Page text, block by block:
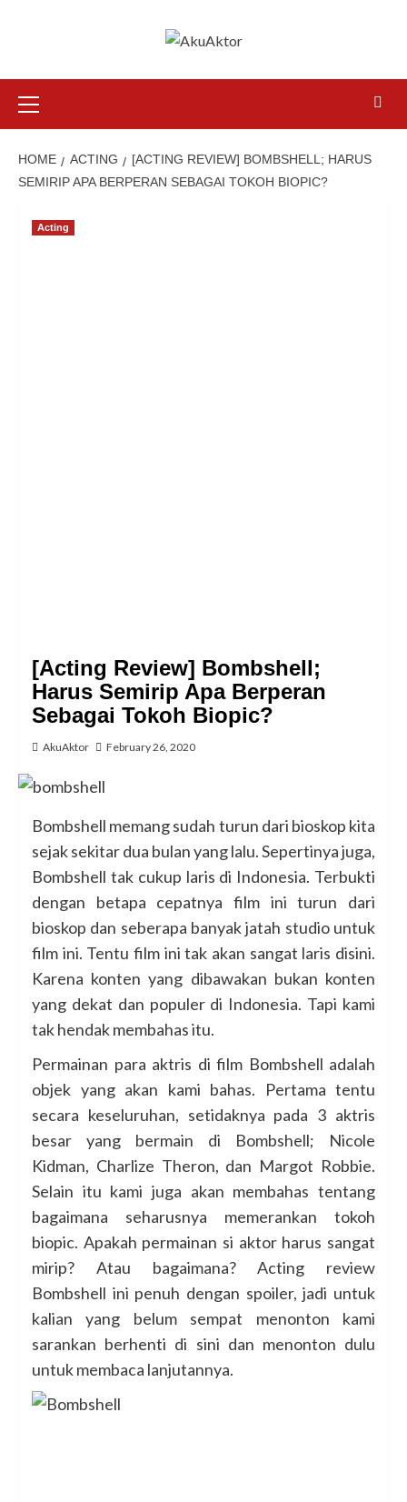
Menu
HOME ACTING
[ACTING REVIEW] BOMBSHELL; HARUS
SEMIRIP APA BERPERAN SEBAGAI TOKOH BIOPIC?
Acting
[Acting Review] Bombshell;
Harus Semirip Apa Berperan
Sebagai Tokoh Biopic?
AkuAktor February 26, 2020
Bombshell memang sudah turun dari bioskop kita
sejak sekitar dua bulan yang lalu. Sepertinya juga,
Bombshell tak cukup laris di Indonesia. Terbukti
dengan betapa cepatnya film ini turun dari
bioskop dan seberapa banyak jatah studio untuk
film ini. Tentu film ini tak akan sangat laris disini.
Karena konten yang dibawakan bukan konten
yang dekat dan populer di Indonesia. Tapi kami
tak hendak membahas itu.
Permainan para aktris di film Bombshell adalah
objek yang akan kami bahas. Pertama tentu
secara keseluruhan, setidaknya pada 3 aktris
besar yang bermain di Bombshell; Nicole
Kidman, Charlize Theron, dan Margot Robbie.
Selain itu kami juga akan membahas tentang
bagaimana seharusnya memerankan tokoh
biopic. Apakah permainan si aktor harus sangat
mirip? Atau bagaimana? Acting review
Bombshell ini penuh dengan spoiler, jadi untuk
kalian yang belum sempat menonton kami
sarankan berhenti di sini dan menonton dulu
untuk membaca lanjutannya.